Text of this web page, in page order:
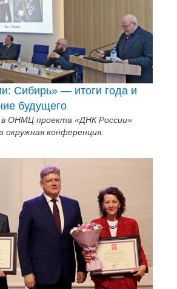
Сибирь» — итоги года и
будущего
в ОНМЦ проекта «ДНК России»
конференция.